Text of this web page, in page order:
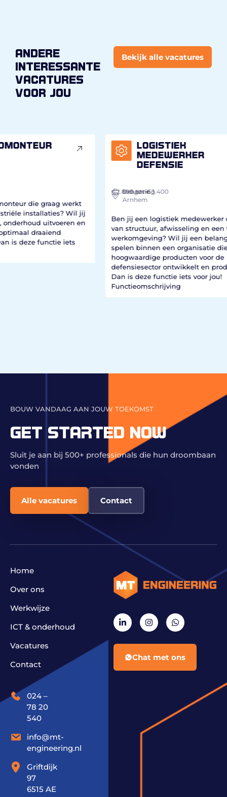
andere
interessante
vacatures
voor jou
Bekijk alle vacatures
jij
en
Logistiek
medewerker
Ben jij een logistiek medewerker die houdt
van structuur, afwisseling en een technische
werkomgeving? Wil jij een belangrijke rol
spelen binnen een organisatie die
hoogwaardige producten voor de
defensiesector ontwikkelt en produceert?
Dan is deze functie iets voor jou!
BOUW VANDAAG AAN JOUW TOEKOMST
GET STARTED NOW
Sluit je aan bij 500+ professionals die hun droombaan
vonden
Alle vacatures Contact
Chat met ons
Home
Over ons
Werkwijze
ICT & onderhoud
Vacatures
Contact
024 –
78 20
540
info@mt-
engineering.nl
Griftdijk
97
6515 AE